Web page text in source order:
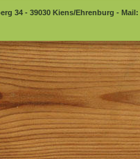
34 - 39030 Kiens/Ehrenburg -